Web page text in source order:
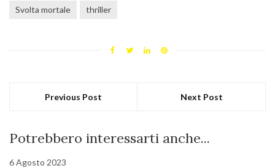
Svolta mortale
thriller
Previous Post Next Post
Potrebbero interessarti anche...
6 Agosto 2023